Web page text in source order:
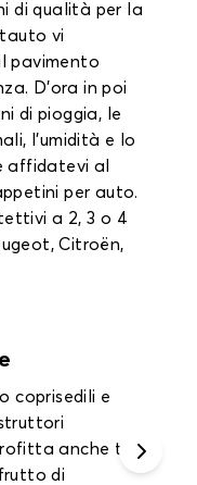
di qualità per la
vi
pavimento
D'ora in poi
di pioggia, le
l'umidità e lo
affidatevi al
per auto.
a 2, 3 o 4
Citroën,
un anno su
per il
coprisedili.